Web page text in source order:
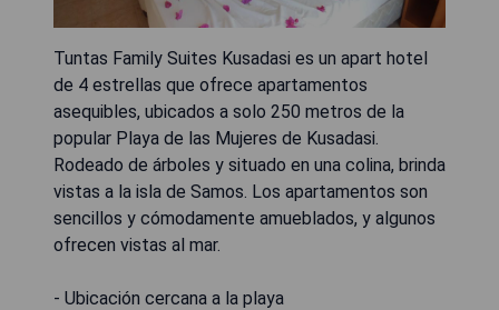
Tuntas Family Suites Kusadasi es un apart hotel
de 4 estrellas que ofrece apartamentos
asequibles, ubicados a solo 250 metros de la
popular Playa de las Mujeres de Kusadasi.
Rodeado de árboles y situado en una colina, brinda
vistas a la isla de Samos. Los apartamentos son
sencillos y cómodamente amueblados, y algunos
ofrecen vistas al mar.
- Ubicación cercana a la playa